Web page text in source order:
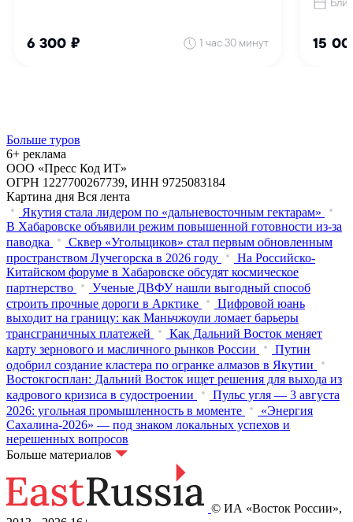
Больше туров
6+ реклама
ООО «Пресс Код ИТ»
ОГРН 1227700267739, ИНН 9725083184
Картина дня Вся лента
Якутия стала лидером по «дальневосточным гектарам»
В Хабаровске объявили режим повышенной готовности из‑за
паводка
Сквер «Угольщиков» стал первым обновленным
пространством Лучегорска в 2026 году
На Российско-
Китайском форуме в Хабаровске обсудят космическое
партнерство
Ученые ДВФУ нашли выгодный способ
строить прочные дороги в Арктике
Цифровой юань
выходит на границу: как Маньчжоули ломает барьеры
трансграничных платежей
Как Дальний Восток меняет
карту зернового и масличного рынков России
Путин
одобрил создание кластера по огранке алмазов в Якутии
Востокгосплан: Дальний Восток ищет решения для выхода из
кадрового кризиса в судостроении
Пульс угля — 3 августа
2026: угольная промышленность в моменте
«Энергия
Сахалина-2026» — под знаком локальных успехов и
нерешенных вопросов
Больше материалов
© ИА «Восток России»,